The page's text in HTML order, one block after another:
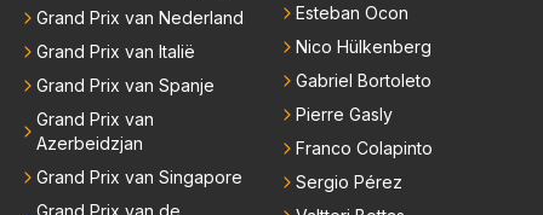
Grand Prix van Nederland
Grand Prix van Italië
Grand Prix van Spanje
Grand Prix van
Azerbeidzjan
Grand Prix van Singapore
Grand Prix van de
Esteban Ocon
Nico Hülkenberg
Gabriel Bortoleto
Pierre Gasly
Franco Colapinto
Sergio Pérez